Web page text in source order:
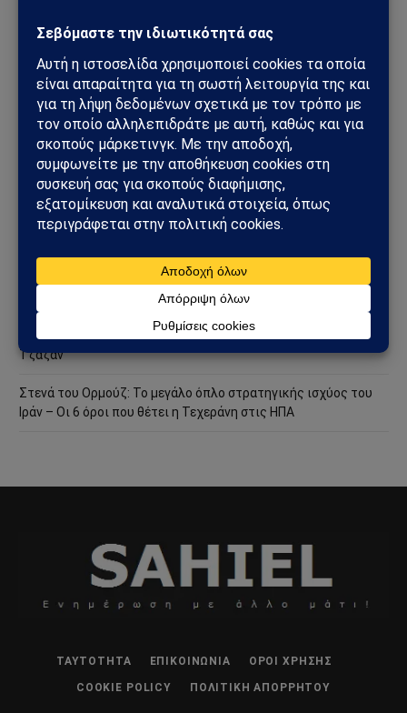
Instagram – Στο επίκεντρο η ψυχική υγεία των ανηλίκων
Μοτζτάμπα Χαμενεΐ: Η Τεχεράνη έδωσε βίντεο στη
δημοσιότητα – Το μήνυμα πίσω από τη σπάνια εμφάνιση του
ηγέτη του Ιράν
Πέθανε ο Νίκος Καλογερόπουλος σε ηλικία 74 ετών – Έφυγε
ένας αυθεντικός άνθρωπος του ελληνικού κινηματογράφου
Unitree: Πώς η κινεζική εταιρεία ρομπότ «πρόλαβε» τους
νέους περιορισμούς των ΗΠΑ
Συναγερμός για πυρκαγιές στην Ελλάδα: Σε πλήρη επιφυλακή
ο κρατικός μηχανισμός – Άνεμοι έως 9 μποφόρ
Χούθι χτύπησαν την ενεργειακή καρδιά της Σαουδικής
Αραβίας – Επίθεση με drone στο διυλιστήριο της Aramco στην
Τζαζάν
Στενά του Ορμούζ: Το μεγάλο όπλο στρατηγικής ισχύος του
Ιράν – Οι 6 όροι που θέτει η Τεχεράνη στις ΗΠΑ
ΤΑΥΤΌΤΗΤΑ ΕΠΙΚΟΙΝΩΝΊΑ ΌΡΟΙ ΧΡΉΣΗΣ
COOKIE POLICY ΠΟΛΙΤΙΚΉ ΑΠΟΡΡΉΤΟΥ